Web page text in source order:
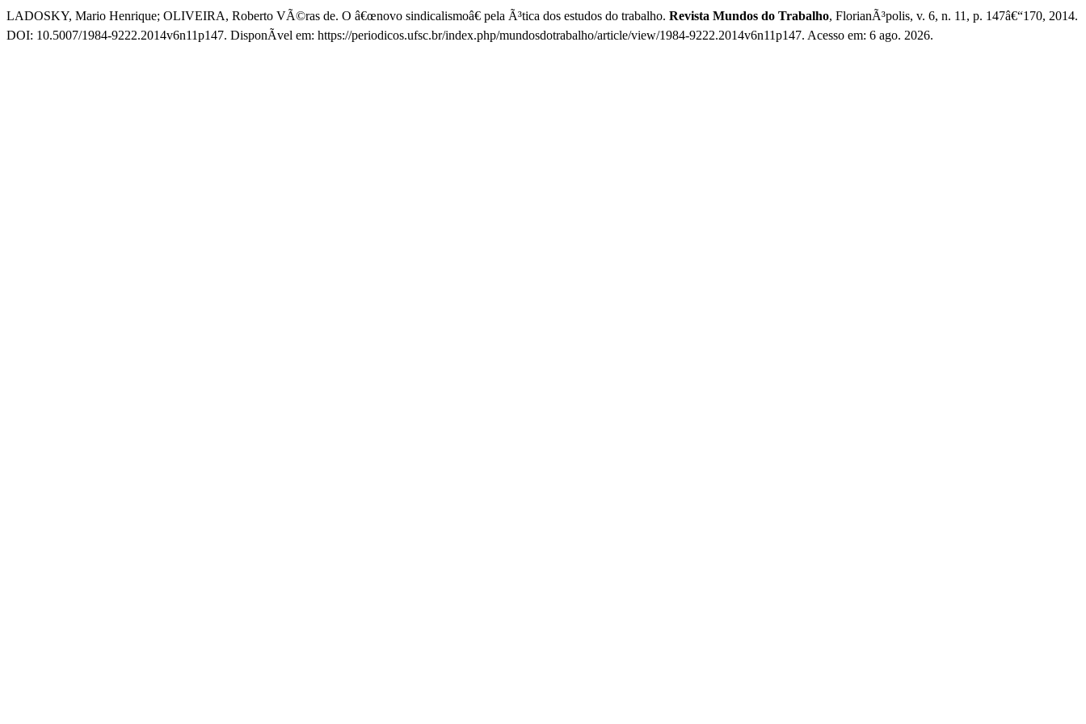
LADOSKY, Mario Henrique; OLIVEIRA, Roberto VÃ©ras de. O â€œnovo sindicalismoâ€ pela Ã³tica dos estudos do trabalho. Revista Mundos do Trabalho, FlorianÃ³polis, v. 6, n. 11, p. 147â€“170, 2014.
DOI: 10.5007/1984-9222.2014v6n11p147. DisponÃ­vel em: https://periodicos.ufsc.br/index.php/mundosdotrabalho/article/view/1984-9222.2014v6n11p147. Acesso em: 6 ago. 2026.